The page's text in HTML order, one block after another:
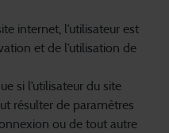
internet, l’utilisateur est
et de l’utilisation de
si l’utilisateur du site
résulter de paramètres
ou de tout autre